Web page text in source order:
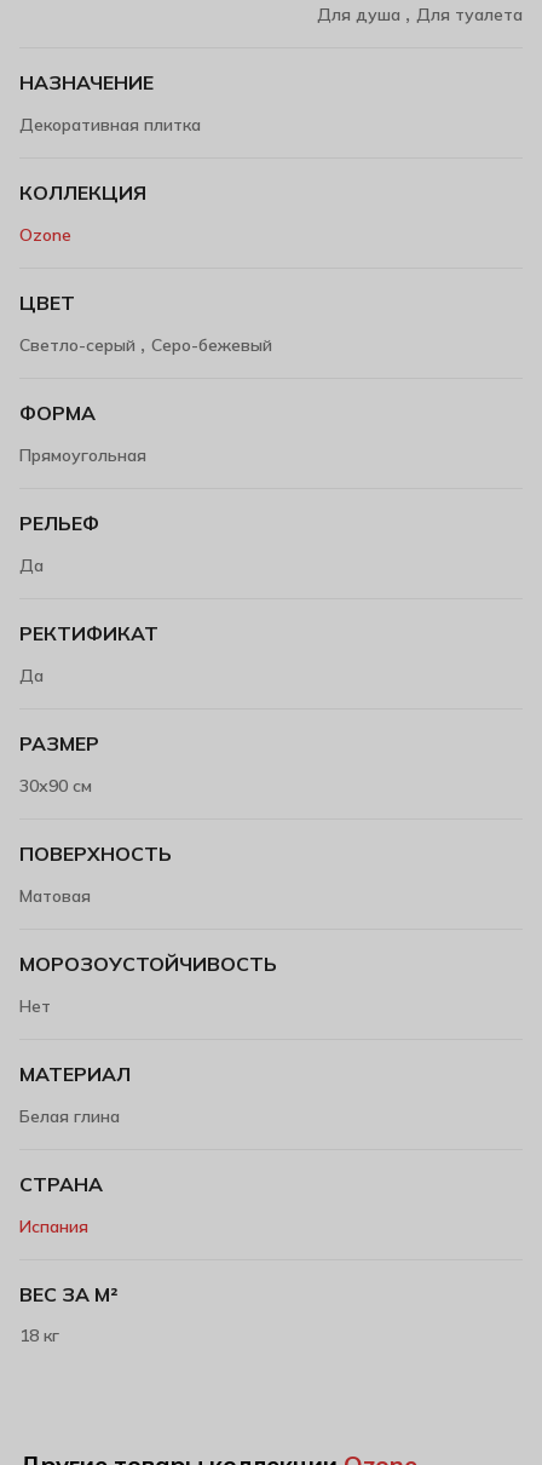
Для душа , Для туалета
НАЗНАЧЕНИЕ
Декоративная плитка
КОЛЛЕКЦИЯ
Ozone
ЦВЕТ
Светло-серый , Серо-бежевый
ФОРМА
Прямоугольная
РЕЛЬЕФ
Да
РЕКТИФИКАТ
Да
РАЗМЕР
30х90 см
ПОВЕРХНОСТЬ
Матовая
МОРОЗОУСТОЙЧИВОСТЬ
Нет
МАТЕРИАЛ
Белая глина
СТРАНА
Испания
ВЕС ЗА М²
18 кг